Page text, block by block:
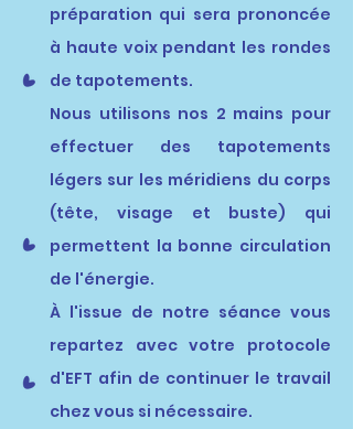
préparation qui sera prononcée
à haute voix pendant les rondes
de tapotements.
Nous utilisons nos 2 mains pour
effectuer des tapotements
légers sur les méridiens du corps
(tête, visage et buste) qui
permettent la bonne circulation
de l'énergie.
À l'issue de notre séance vous
repartez avec votre protocole
d'EFT afin de continuer le travail
chez vous si nécessaire.